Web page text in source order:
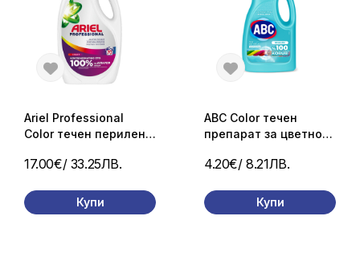
17.00€/ 33.25ЛВ.
Ariel Professional
Color течен перилен
3,75 л.
Купи
4.20€/ 8.21ЛВ.
ABC Color течен
препарат за цветно
пранета)
Купи